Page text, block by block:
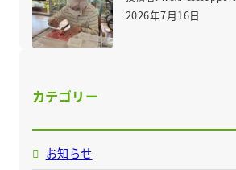
2026年7月16日
カテゴリー
お知らせ